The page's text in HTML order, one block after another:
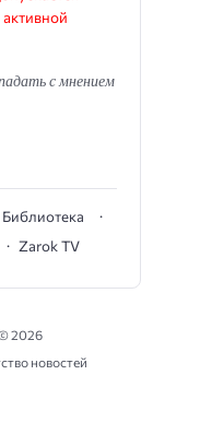
с мнением
Библиотека
Zarok TV
2026
новостей